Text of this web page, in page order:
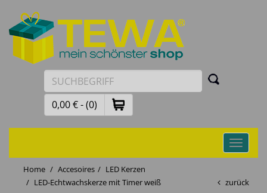
0,00 € - (0)
Toggle
Home
Accesoires
LED Kerzen
LED-Echtwachskerze mit Timer weiß
zurück